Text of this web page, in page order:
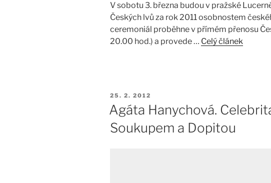
V sobotu 3. března budou v pražské
Českých lvů za rok 2011 osobnostem
ceremoniál proběhne v přímém přenosu
20.00 hod.) a provede … Celý článek
PUBLIKOVÁNO
25. 2. 2012
Agáta Hanychová.
Soukupem a Dopitou